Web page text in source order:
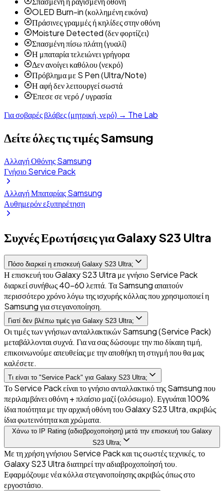
OLED Burn-in (κολλημένη εικόνα)
Πράσινες γραμμές ή κηλίδες στην οθόνη
Moisture Detected (δεν φορτίζει)
Σπασμένη πίσω πλάτη (γυαλί)
Η μπαταρία τελειώνει γρήγορα
Δεν ανοίγει καθόλου (νεκρό)
Πρόβλημα με S Pen (Ultra/Note)
Η αφή δεν λειτουργεί σωστά
Έπεσε σε νερό / υγρασία
Για σοβαρές βλάβες (μητρική, νερό) → The Lab
Δείτε όλες τις τιμές Samsung
Αλλαγή Οθόνης Samsung
Γνήσιο Service Pack
Αλλαγή Μπαταρίας Samsung
Αυθημερόν εξυπηρέτηση
Συχνές Ερωτήσεις για Galaxy S23 Ultra
Πόσο διαρκεί η επισκευή Galaxy S23 Ultra;
Η επισκευή του Galaxy S23 Ultra με γνήσιο Service Pack
διαρκεί συνήθως 40-60 λεπτά. Τα Samsung απαιτούν
περισσότερο χρόνο λόγω της ισχυρής κόλλας που χρησιμοποιεί η
Samsung για στεγανοποίηση.
Γιατί δεν βλέπω τιμές για Galaxy S23 Ultra;
Οι τιμές των γνήσιων ανταλλακτικών Samsung (Service Pack)
μεταβάλλονται συχνά. Για να σας δώσουμε την πιο δίκαιη τιμή,
επικοινωνούμε απευθείας με την αποθήκη τη στιγμή που θα μας
καλέσετε.
Τι είναι το "Service Pack" για Galaxy S23 Ultra;
Το Service Pack είναι το γνήσιο ανταλλακτικό της Samsung που
περιλαμβάνει οθόνη + πλαίσιο μαζί (ολόσωμο). Εγγυάται 100%
ίδια ποιότητα με την αρχική οθόνη του Galaxy S23 Ultra, ακριβώς
ίδια φωτεινότητα και χρώματα.
Χάνω το IP Rating (αδιαβροχοποίηση) μετά την επισκευή του Galaxy
S23 Ultra;
Με τη χρήση γνήσιου Service Pack και τις σωστές τεχνικές, το
Galaxy S23 Ultra διατηρεί την αδιαβροχοποίησή του.
Εφαρμόζουμε νέα κόλλα στεγανοποίησης ακριβώς όπως στο
εργοστάσιο.